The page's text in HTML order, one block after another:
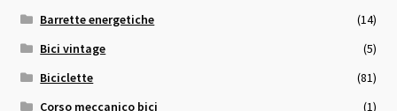
Barrette energetiche
(14)
Bici vintage
(5)
Biciclette
(81)
Corso meccanico bici
(1)